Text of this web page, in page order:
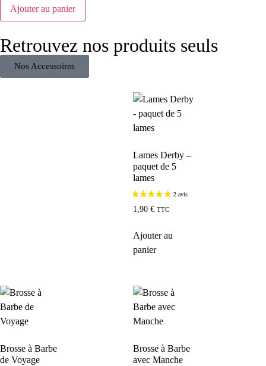
Ajouter au panier
Retrouvez nos produits seuls
Nos Accessoires
Lames Derby –
paquet de 5
lames
1,90 € TTC
Ajouter au
panier
Brosse à Barbe
de Voyage
Brosse à Barbe
avec Manche